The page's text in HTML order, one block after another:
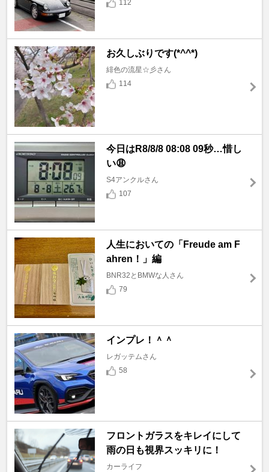
112
お久しぶりです(*^^*)
緋色の流星☆彡さん
114
今日はR8/8/8 08:08 09秒…惜し
い😩
S4アンクルさん
107
人生においての「Freude am F
ahren！」編
BNR32とBMWな人さん
79
インプレ！＾＾
レガッテムさん
58
フロントガラスをキレイにして
雨の日も視界スッキリに！
カーライフ